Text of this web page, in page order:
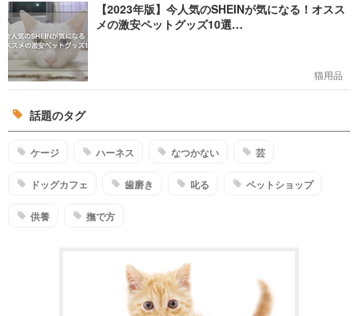
【2023年版】今人気のSHEINが気になる！オスス
メの激安ペットグッズ10選…
猫用品
話題のタグ
ケージ ハーネス なつかない 芸
ドッグカフェ 歯磨き 叱る ペットショップ
供養 撫で方